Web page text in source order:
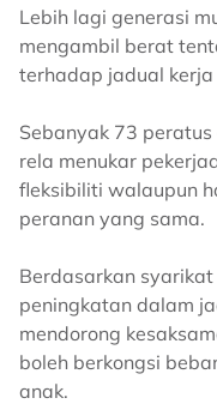
Lebih lagi generasi
mengambil berat
terhadap jadual kerja
Sebanyak 73
rela menukar
fleksibiliti walaupun
peranan yang sama.
Berdasarkan
peningkatan dalam
mendorong
boleh berkongsi
anak.